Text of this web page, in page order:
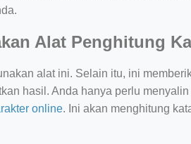
Alat Penghitung
alat ini. Selain itu, ini
hasil. Anda hanya perlu
online. Ini akan menghitung